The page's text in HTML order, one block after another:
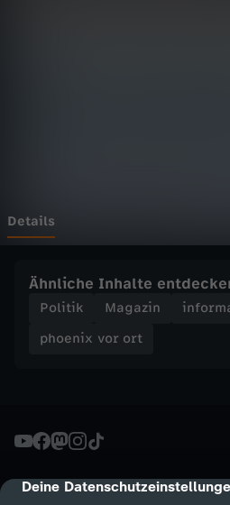
cmp-dialog-description
Deine
t
A
b
i
Details
Ähnliche Inhalte
Politik Magazin
phoenix vor ort